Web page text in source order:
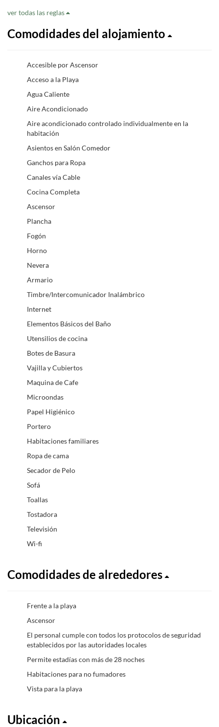
ver todas las reglas
Comodidades del alojamiento
Accesible por Ascensor
Acceso a la Playa
Agua Caliente
Aire Acondicionado
Aire acondicionado controlado individualmente en la
habitación
Asientos en Salón Comedor
Ganchos para Ropa
Canales vía Cable
Cocina Completa
Ascensor
Plancha
Fogón
Horno
Nevera
Armario
Timbre/Intercomunicador Inalámbrico
Internet
Elementos Básicos del Baño
Utensilios de cocina
Botes de Basura
Vajilla y Cubiertos
Maquina de Cafe
Microondas
Papel Higiénico
Portero
Habitaciones familiares
Ropa de cama
Secador de Pelo
Sofá
Toallas
Tostadora
Televisión
Wi-fi
Comodidades de alrededores
Frente a la playa
Ascensor
El personal cumple con todos los protocolos de seguridad
establecidos por las autoridades locales
Permite estadías con más de 28 noches
Habitaciones para no fumadores
Vista para la playa
Ubicación